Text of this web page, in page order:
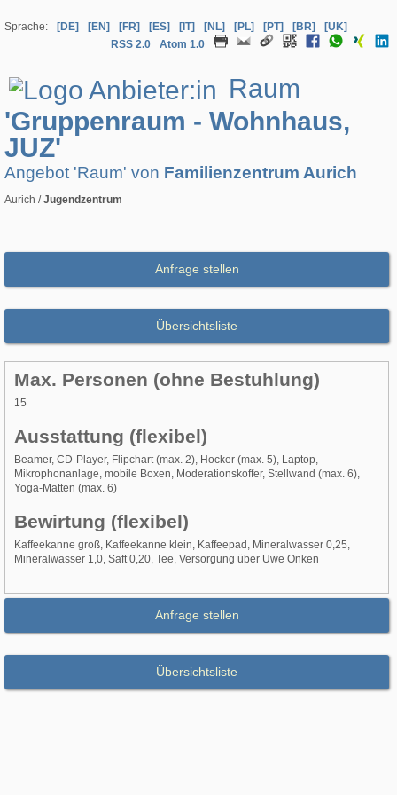
Sprache: [DE] [EN] [FR] [ES] [IT] [NL] [PL] [PT] [BR]
[UK]
RSS 2.0
Atom 1.0
Raum
'Gruppenraum - Wohnhaus,
JUZ'
Angebot 'Raum' von Familienzentrum Aurich
Aurich /Jugendzentrum
Anfrage stellen
Übersichtsliste
Max. Personen (ohne Bestuhlung)
15
Ausstattung (flexibel)
Beamer, CD-Player, Flipchart (max. 2), Hocker (max. 5), Laptop,
Mikrophonanlage, mobile Boxen, Moderationskoffer, Stellwand (max. 6),
Yoga-Matten (max. 6)
Bewirtung (flexibel)
Kaffeekanne groß, Kaffeekanne klein, Kaffeepad, Mineralwasser 0,25,
Mineralwasser 1,0, Saft 0,20, Tee, Versorgung über Uwe Onken
Anfrage stellen
Übersichtsliste